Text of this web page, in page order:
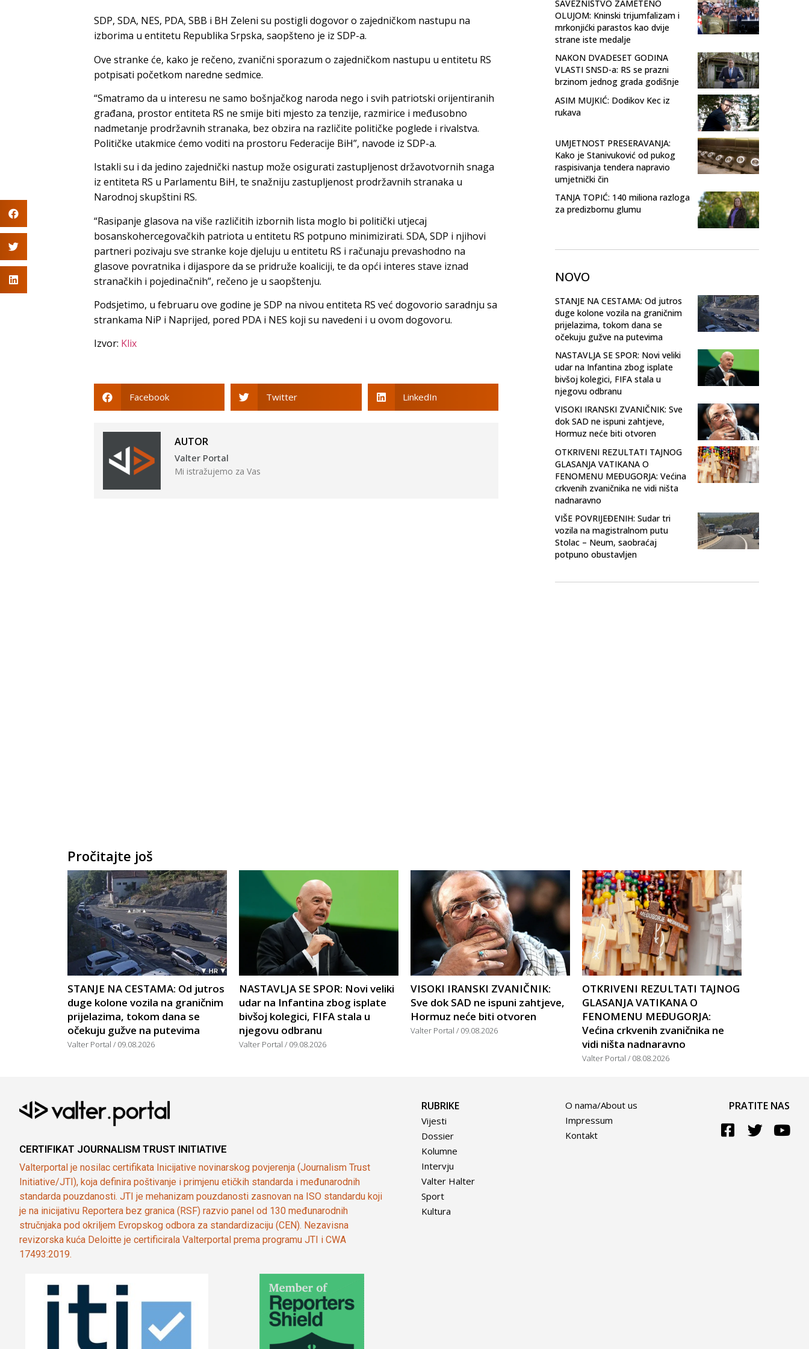
SDP, SDA, NES, PDA, SBB i BH Zeleni su postigli dogovor o zajedničkom nastupu na
izborima u entitetu Republika Srpska, saopšteno je iz SDP-a.
Ove stranke će, kako je rečeno, zvanični sporazum o zajedničkom nastupu u entitetu RS
potpisati početkom naredne sedmice.
“Smatramo da u interesu ne samo bošnjačkog naroda nego i svih patriotski orijentiranih
građana, prostor entiteta RS ne smije biti mjesto za tenzije, razmirice i međusobno
nadmetanje prodržavnih stranaka, bez obzira na različite političke poglede i rivalstva.
Političke utakmice ćemo voditi na prostoru Federacije BiH”, navode iz SDP-a.
Istakli su i da jedino zajednički nastup može osigurati zastupljenost državotvornih snaga
iz entiteta RS u Parlamentu BiH, te snažniju zastupljenost prodržavnih stranaka u
Narodnoj skupštini RS.
“Rasipanje glasova na više različitih izbornih lista moglo bi politički utjecaj
bosanskohercegovačkih patriota u entitetu RS potpuno minimizirati. SDA, SDP i njihovi
partneri pozivaju sve stranke koje djeluju u entitetu RS i računaju prevashodno na
glasove povratnika i dijaspore da se pridruže koaliciji, te da opći interes stave iznad
stranačkih i pojedinačnih”, rečeno je u saopštenju.
Podsjetimo, u februaru ove godine je SDP na nivou entiteta RS već dogovorio saradnju sa
strankama NiP i Naprijed, pored PDA i NES koji su navedeni i u ovom dogovoru.
Izvor: Klix
Facebook Twitter LinkedIn
AUTOR
Valter Portal
Mi istražujemo za Vas
SAVEZNIŠTVO ZAMETENO
OLUJOM: Kninski trijumfalizam i
mrkonjićki parastos kao dvije
strane iste medalje
NAKON DVADESET GODINA
VLASTI SNSD-a: RS se prazni
brzinom jednog grada godišnje
ASIM MUJKIĆ: Dodikov Kec iz
rukava
UMJETNOST PRESERAVANJA:
Kako je Stanivuković od pukog
raspisivanja tendera napravio
umjetnički čin
TANJA TOPIĆ: 140 miliona razloga
za predizbornu glumu
NOVO
STANJE NA CESTAMA: Od jutros
duge kolone vozila na graničnim
prijelazima, tokom dana se
očekuju gužve na putevima
NASTAVLJA SE SPOR: Novi veliki
udar na Infantina zbog isplate
bivšoj kolegici, FIFA stala u
njegovu odbranu
VISOKI IRANSKI ZVANIČNIK: Sve
dok SAD ne ispuni zahtjeve,
Hormuz neće biti otvoren
OTKRIVENI REZULTATI TAJNOG
GLASANJA VATIKANA O
FENOMENU MEĐUGORJA: Većina
crkvenih zvaničnika ne vidi ništa
nadnaravno
VIŠE POVRIJEĐENIH: Sudar tri
vozila na magistralnom putu
Stolac – Neum, saobraćaj
potpuno obustavljen
Pročitajte još
STANJE NA CESTAMA: Od jutros
duge kolone vozila na graničnim
prijelazima, tokom dana se
očekuju gužve na putevima
Valter Portal 09.08.2026
NASTAVLJA SE SPOR: Novi veliki
udar na Infantina zbog isplate
bivšoj kolegici, FIFA stala u
njegovu odbranu
Valter Portal 09.08.2026
VISOKI IRANSKI ZVANIČNIK:
Sve dok SAD ne ispuni zahtjeve,
Hormuz neće biti otvoren
Valter Portal 09.08.2026
OTKRIVENI REZULTATI TAJNOG
GLASANJA VATIKANA O
FENOMENU MEĐUGORJA:
Većina crkvenih zvaničnika ne
vidi ništa nadnaravno
Valter Portal 08.08.2026
CERTIFIKAT JOURNALISM TRUST INITIATIVE
Valterportal je nosilac certifikata Inicijative novinarskog povjerenja (Journalism Trust
Initiative/JTI), koja definira poštivanje i primjenu etičkih standarda i međunarodnih
standarda pouzdanosti. JTI je mehanizam pouzdanosti zasnovan na ISO standardu koji
je na inicijativu Reportera bez granica (RSF) razvio panel od 130 međunarodnih
stručnjaka pod okriljem Evropskog odbora za standardizaciju (CEN). Nezavisna
revizorska kuća Deloitte je certificirala Valterportal prema programu JTI i CWA
17493:2019.
RUBRIKE
Vijesti
Dossier
Kolumne
Intervju
Valter Halter
Sport
Kultura
O nama/About us
Impressum
Kontakt
PRATITE NAS